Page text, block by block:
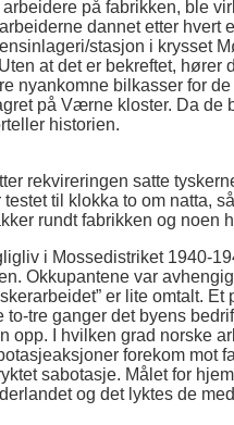
på fabrikken, ble
dannet etter hvert
stasjon i krysset
at det er bekreftet, hører
nyankomne bilkasser for
på Værne kloster. Da de
historien.
rekvireringen satte
til klokka to om natta,
rundt fabrikken og noen
i Mossedistriket 1940-
Okkupantene var
er lite omtalt.
tre ganger det byens
opp. I hvilken grad norske
forekom mot
sabotasje. Målet for
og det lyktes de